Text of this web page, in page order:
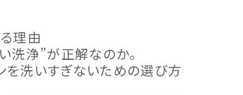
理由
洗浄”が正解なのか。
を洗いすぎないための選び方